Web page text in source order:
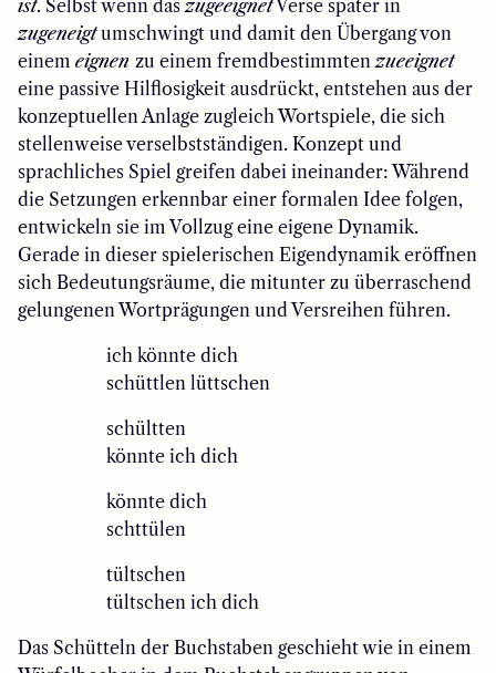
ist. Selbst wenn daszugeeignetVerse später in
zugeneigtumschwingt und damit den Übergang von
einem eignen zu einem fremdbestimmtenzueeignet
eine passive Hilflosigkeit ausdrückt, entstehen aus der
konzeptuellen Anlage zugleich Wortspiele, die sich
stellenweise verselbstständigen. Konzept und
sprachliches Spiel greifen dabei ineinander: Während
die Setzungen erkennbar einer formalen Idee folgen,
entwickeln sie im Vollzug eine eigene Dynamik.
Gerade in dieser spielerischen Eigendynamik eröffnen
sich Bedeutungsräume, die mitunter zu überraschend
gelungenen Wortprägungen und Versreihen führen.
ich könnte dich
schüttlen lüttschen
schültten
könnte ich dich
könnte dich
schttülen
tültschen
tültschen ich dich
Das Schütteln der Buchstaben geschieht wie in einem